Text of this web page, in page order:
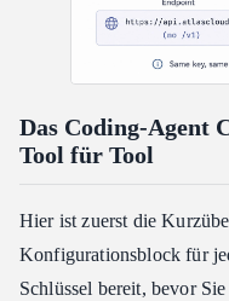
Das Coding-Agent
Tool für Tool
Hier ist zuerst die
Konfigurationsblock für
Schlüssel bereit, bevor